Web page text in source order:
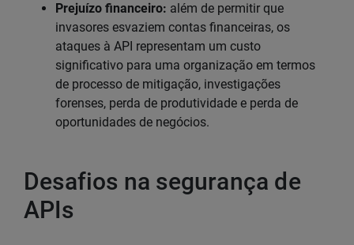
Prejuízo financeiro: além de permitir que
invasores esvaziem contas financeiras, os
ataques à API representam um custo
significativo para uma organização em termos
de processo de mitigação, investigações
forenses, perda de produtividade e perda de
oportunidades de negócios.
Desafios na segurança de
APIs